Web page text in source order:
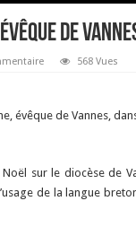
de
568 Vues
évêque de Vannes,
sur le diocèse de
de la langue